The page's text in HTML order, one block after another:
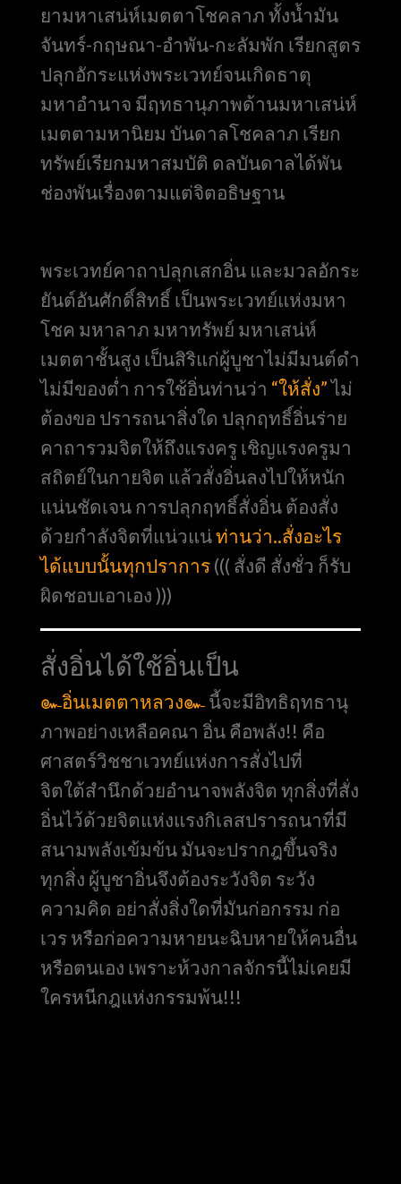
ยามหาเสน่ห์เมตตาโชคลาภ ทั้งน้ำมัน
จันทร์-กฤษณา-อำพัน-กะลัมพัก เรียกสูตร
ปลุกอักระแห่งพระเวทย์จนเกิดธาตุ
มหาอำนาจ มีฤทธานุภาพด้านมหาเสน่ห์
เมตตามหานิยม บันดาลโชคลาภ เรียก
ทรัพย์เรียกมหาสมบัติ ดลบันดาลได้พัน
ช่องพันเรื่องตามแต่จิตอธิษฐาน
พระเวทย์คาถาปลุกเสกอิ่น และมวลอักระ
ยันต์อันศักดิ์สิทธิ์ เป็นพระเวทย์แห่งมหา
โชค มหาลาภ มหาทรัพย์ มหาเสน่ห์
เมตตาชั้นสูง เป็นสิริแก่ผู้บูชาไม่มีมนต์ดำ
ไม่มีของต่ำ การใช้อิ่นท่านว่า “ให้สั่ง”ไม่
ต้องขอ ปรารถนาสิ่งใด ปลุกฤทธิ์อิ่นร่าย
คาถารวมจิตให้ถึงแรงครู เชิญแรงครูมา
สถิตย์ในกายจิต แล้วสั่งอิ่นลงไปให้หนัก
แน่นชัดเจน การปลุกฤทธิ์สั่งอิ่น ต้องสั่ง
ด้วยกำลังจิตที่แน่วแน่ท่านว่า..สั่งอะไร
ได้แบบนั้นทุกปราการ ((( สั่งดี สั่งชั่ว ก็รับ
ผิดชอบเอาเอง )))
สั่งอิ่นได้ใช้อิ่นเป็น
๛อิ่นเมตตาหลวง๛ นี้จะมีอิทธิฤทธานุ
ภาพอย่างเหลือคณา อิ่น คือพลัง!! คือ
ศาสตร์วิชชาเวทย์แห่งการสั่งไปที่
จิตใต้สำนึกด้วยอำนาจพลังจิต ทุกสิ่งที่สั่ง
อิ่นไว้ด้วยจิตแห่งแรงกิเลสปรารถนาที่มี
สนามพลังเข้มข้น มันจะปรากฎขึ้นจริง
ทุกสิ่ง ผู้บูชาอิ่นจึงต้องระวังจิต ระวัง
ความคิด อย่าสั่งสิ่งใดที่มันก่อกรรม ก่อ
เวร หรือก่อความหายนะฉิบหายให้คนอื่น
หรือตนเอง เพราะห้วงกาลจักรนี้ไม่เคยมี
ใครหนีกฎแห่งกรรมพ้น!!!